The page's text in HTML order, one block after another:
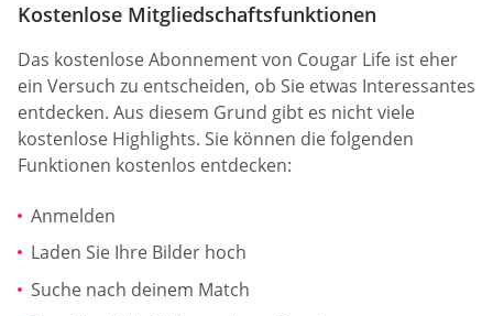
Kostenlose Mitgliedschaftsfunktionen
Das kostenlose Abonnement von Cougar Life ist eher
ein Versuch zu entscheiden, ob Sie etwas Interessantes
entdecken. Aus diesem Grund gibt es nicht viele
kostenlose Highlights. Sie können die folgenden
Funktionen kostenlos entdecken:
Anmelden
Laden Sie Ihre Bilder hoch
Suche nach deinem Match